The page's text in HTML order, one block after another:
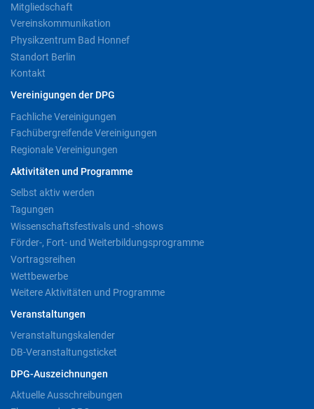
Mitgliedschaft
Vereinskommunikation
Physikzentrum Bad Honnef
Standort Berlin
Kontakt
Vereinigungen der DPG
Fachliche Vereinigungen
Fachübergreifende Vereinigungen
Regionale Vereinigungen
Aktivitäten und Programme
Selbst aktiv werden
Tagungen
Wissenschaftsfestivals und -shows
Förder-, Fort- und Weiterbildungsprogramme
Vortragsreihen
Wettbewerbe
Weitere Aktivitäten und Programme
Veranstaltungen
Veranstaltungskalender
DB-Veranstaltungsticket
DPG-Auszeichnungen
Aktuelle Ausschreibungen